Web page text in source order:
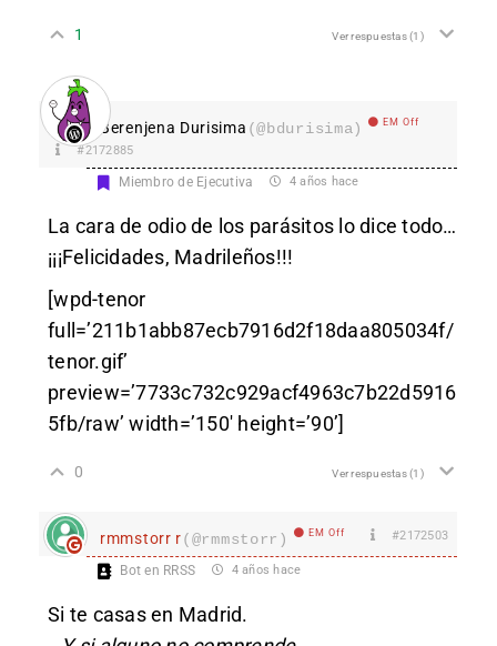
1 Ver respuestas(1)
Berenjena Durisima (@bdurisima) EM Off
#2172885
Miembro de Ejecutiva 4 años hace
La cara de odio de los parásitos lo dice todo…
¡¡¡Felicidades, Madrileños!!!
[wpd-tenor
full=’211b1abb87ecb7916d2f18daa805034f/
tenor.gif’
preview=’7733c732c929acf4963c7b22d5916
5fb/raw’ width=’150′ height=’90’]
0 Ver respuestas(1)
rmmstorr r(@rmmstorr) EM Off #2172503
Bot en RRSS 4 años hace
Si te casas en Madrid.